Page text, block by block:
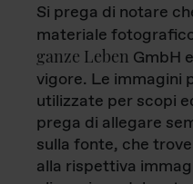
Si prega di notare
materiale
ganze Leben GmbH
vigore. Le immagini
utilizzate per scopi
prega di allegare
sulla fonte, che
alla rispettiva